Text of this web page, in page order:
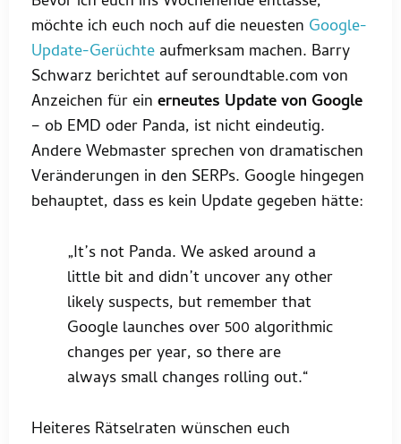
möchte ich euch noch auf die neuesten Google-
Update-Gerüchte aufmerksam machen. Barry
Schwarz berichtet auf seroundtable.com von
Anzeichen für ein erneutes Update von Google
– ob EMD oder Panda, ist nicht eindeutig.
Andere Webmaster sprechen von dramatischen
Veränderungen in den SERPs. Google hingegen
behauptet, dass es kein Update gegeben hätte:
„It’s not Panda. We asked around a
little bit and didn’t uncover any other
likely suspects, but remember that
Google launches over 500 algorithmic
changes per year, so there are
always small changes rolling out.“
Heiteres Rätselraten wünschen euch